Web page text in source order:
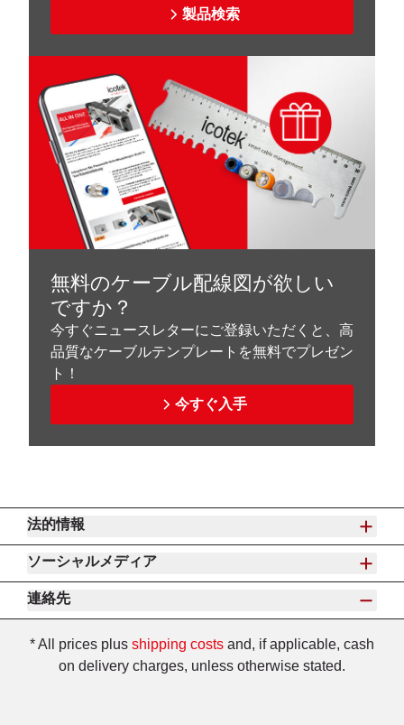
製品検索
無料のケーブル配線図が欲しい
ですか？
今すぐニュースレターにご登録いただくと、高
品質なケーブルテンプレートを無料でプレゼン
ト！
今すぐ入手
法的情報
ソーシャルメディア
連絡先
* All prices plus shipping costs and, if applicable, cash
on delivery charges, unless otherwise stated.